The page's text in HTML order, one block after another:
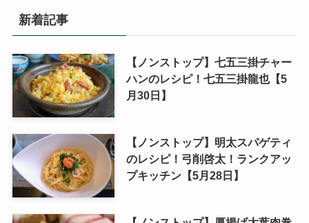
新着記事
【ノンストップ】七五三掛チャー
ハンのレシピ！七五三掛龍也【5
月30日】
【ノンストップ】明太スパゲティ
のレシピ！弓削啓太！ランクアッ
プキッチン【5月28日】